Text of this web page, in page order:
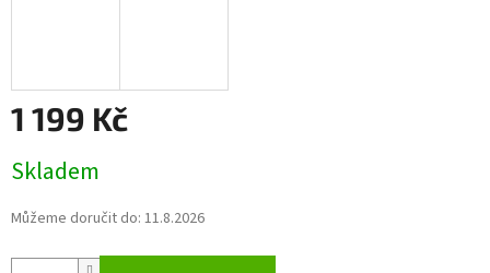
1 199 Kč
cena:
Skladem
Můžeme doručit do: 11.8.2026